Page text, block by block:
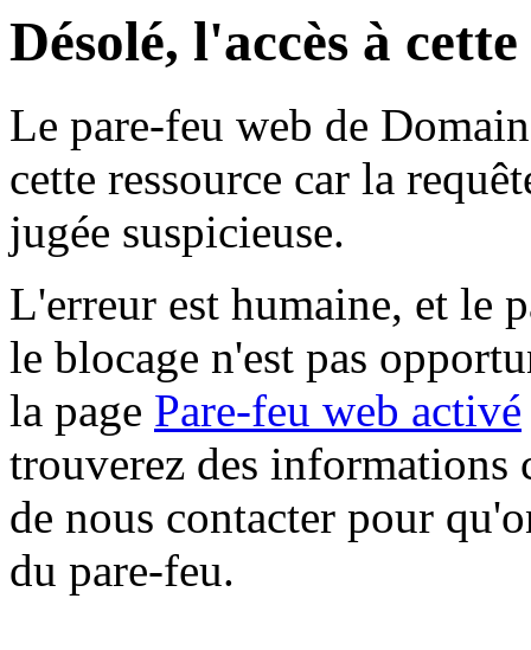
Désolé, l'accès à
Le pare-feu web de
cette ressource car la
jugée suspicieuse.
L'erreur est humaine, et le
le blocage n'est pas
la page Pare-feu web activé
trouverez des informations
de nous contacter pour
du pare-feu.